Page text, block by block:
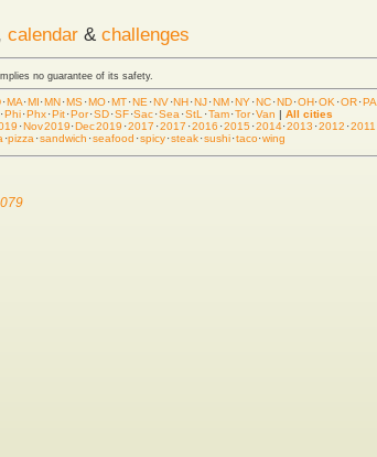
calendar & challenges
no guarantee of its safety.
·MA·MI·MN·MS·MO·MT·NE ·NV·NH·NJ·NM·NY·NC·ND·OH·OK ·OR·PA
·Phi·Phx·Pit·Por·SD·SF·Sac·Sea ·StL ·Tam·Tor·Van | All cities
·Nov 2019·Dec 2019 ·2017 ·2017 ·2016 ·2015 ·2014·2013 ·2012 ·2011
·pizza ·sandwich ·seafood ·spicy·steak·sushi·taco·wing